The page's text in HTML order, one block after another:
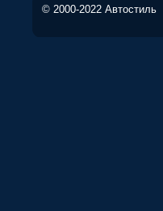
© 2000-2022 Автостиль